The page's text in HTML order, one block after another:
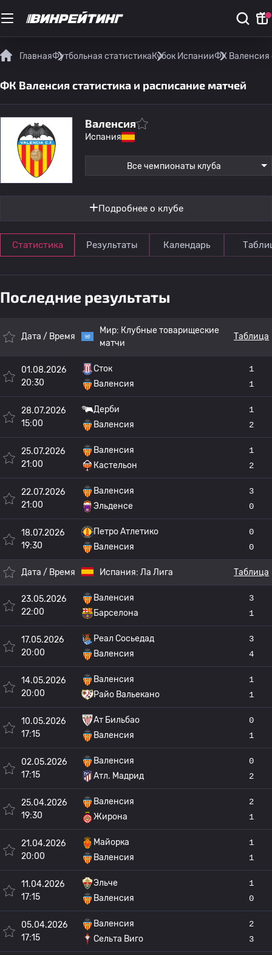
ГлавнаяФутбольная статистикаКубок ИспанииФК Валенсия
ФК Валенсия статистика и расписание матчей
Валенсия
Испания
Все чемпионаты клуба
Подробнее о клубе
Статистика Результаты Календарь
Последние результаты
Дата / Время
Мир: Клубные товарищеские
матчи
Таблица
01.08.2026
20:30
Сток
Валенсия
1
1
28.07.2026
15:00
Дерби
Валенсия
1
2
25.07.2026
21:00
Валенсия
Кастельон
1
2
22.07.2026
21:00
Валенсия
Эльденсе
3
0
18.07.2026
19:30
Петро Атлетико
Валенсия
0
0
Дата / Время Испания: Ла Лига Таблица
23.05.2026
22:00
Валенсия
Барселона
3
1
17.05.2026
20:00
Реал Сосьедад
Валенсия
3
4
14.05.2026
20:00
Валенсия
Райо Вальекано
1
1
10.05.2026
17:15
Ат Бильбао
Валенсия
0
1
02.05.2026
17:15
Валенсия
Атл. Мадрид
0
2
25.04.2026
19:30
Валенсия
Жирона
2
1
21.04.2026
20:00
Майорка
Валенсия
1
1
11.04.2026
17:15
Эльче
Валенсия
1
0
05.04.2026
17:15
Валенсия
Сельта Виго
2
3